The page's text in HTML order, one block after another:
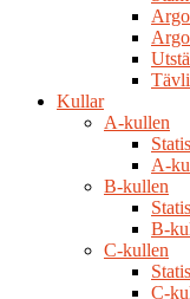
Kullar
A-kullen
A-
B-kullen
B-
C-kullen
C-